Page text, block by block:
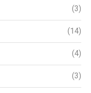
(3)
(14)
(4)
(3)